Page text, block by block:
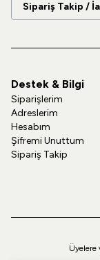
Sipariş Takip /
Destek & Bilgi
Siparişlerim
Adreslerim
Hesabım
Şifremi Unuttum
Sipariş Takip
Üyelere